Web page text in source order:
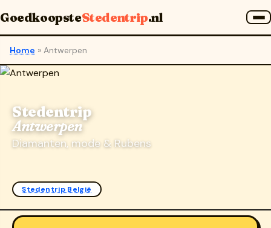
GoedkoopsteStedentrip.nl
Home » Antwerpen
Stedentrip België
Stedentrip
Antwerpen
Diamanten, mode & Rubens